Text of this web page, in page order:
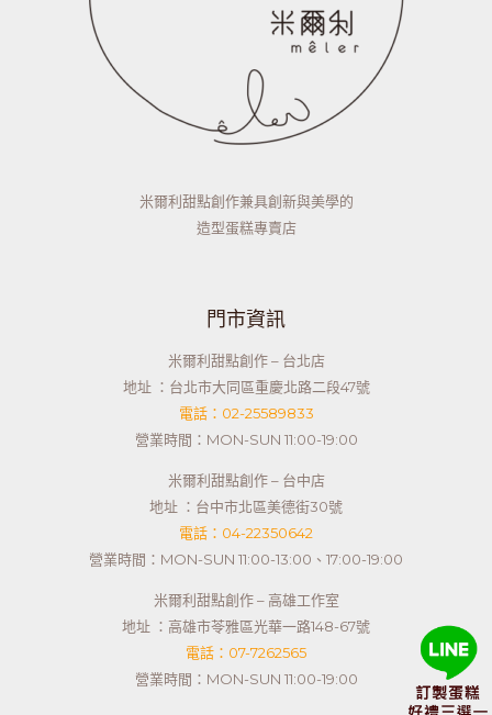
米爾利甜點創作兼具創新與美學的
造型蛋糕專賣店
門市資訊
米爾利甜點創作 – 台北店
地址 ：台北市大同區重慶北路二段47號
電話：02-25589833
營業時間：MON-SUN 11:00-19:00
米爾利甜點創作 – 台中店
地址 ：台中市北區美德街30號
電話：04-22350642
營業時間：MON-SUN 11:00-13:00、17:00-19:00
米爾利甜點創作 – 高雄工作室
地址 ：高雄市苓雅區光華一路148-67號
電話：07-7262565
營業時間：MON-SUN 11:00-19:00